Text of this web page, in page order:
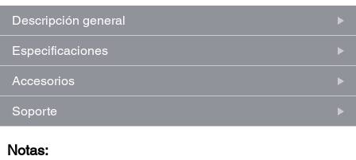
Descripción general
Especificaciones
Accesorios
Soporte
Notas: